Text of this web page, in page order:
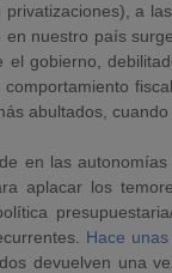
a
nuestro país
gobierno,
abultados,
en las
aplacar los
Hace
devuelven una